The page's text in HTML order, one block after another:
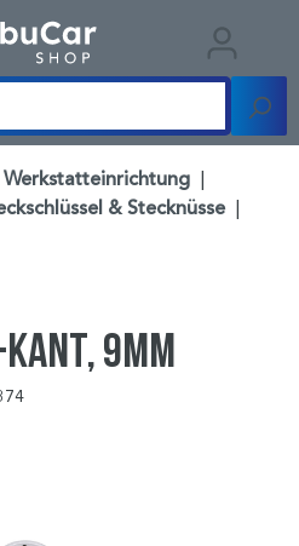
|
& Stecknüsse |
9mm